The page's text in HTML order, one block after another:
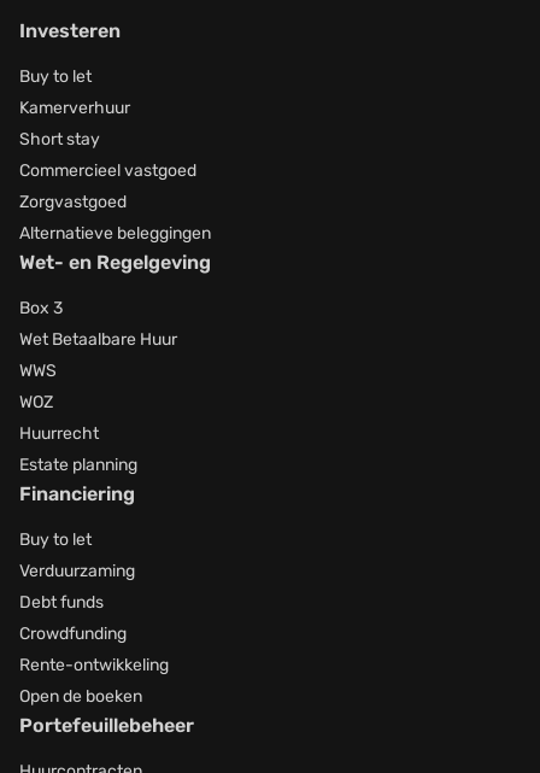
Investeren
Buy to let
Kamerverhuur
Short stay
Commercieel vastgoed
Zorgvastgoed
Alternatieve beleggingen
Wet- en Regelgeving
Box 3
Wet Betaalbare Huur
WWS
WOZ
Huurrecht
Estate planning
Financiering
Buy to let
Verduurzaming
Debt funds
Crowdfunding
Rente-ontwikkeling
Open de boeken
Portefeuillebeheer